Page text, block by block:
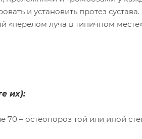
и установить протез сустава.
«перелом луча в типичном
их):
70 – остеопороз той или иной